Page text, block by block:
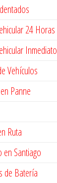
24 Horas
Inmediato
Vehículos
Panne
Ruta
en Santiago
de Batería